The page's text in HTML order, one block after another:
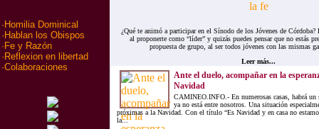
· Homilia Dominical
· Hablan los Obispos
· Fe y Razón
· Reflexion en libertad
·Colaboraciones
¿Qué te animó a participar en el Sínodo de los Jóvenes de
al proponerte como “líder” y quizás puedes pensar que no estás
propuesta de grupo, al ser todos jóvenes con las mismas
Leer más...
Ante el duelo, acompañar en la
Navidad
CAMINEO.INFO.- En numerosas casas, habrá un
ya no está entre nosotros. Una situación
próximas a la Navidad. Con el título “Es Navidad y en casa no
la...